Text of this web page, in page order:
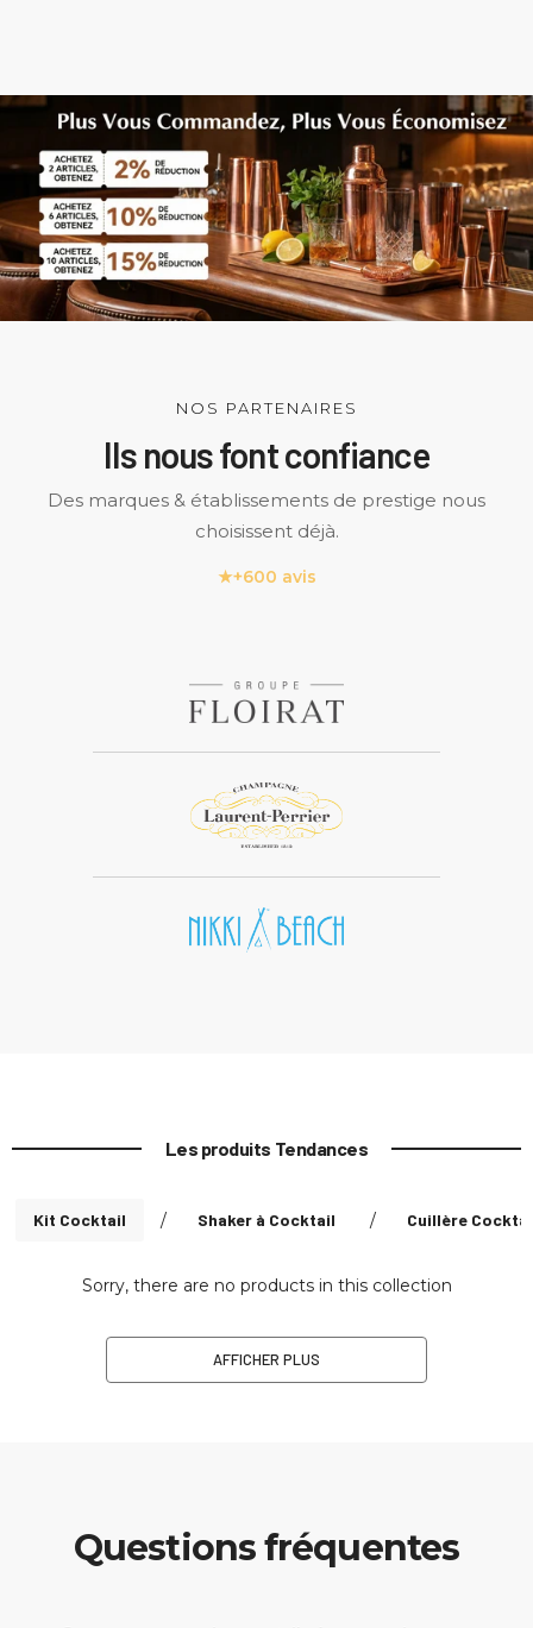
NOS PARTENAIRES
Ils nous font confiance
Des marques & établissements de prestige nous
choisissent déjà.
★+600 avis
Les produits Tendances
Kit Cocktail / Shaker à Cocktail / Cuillère
Sorry, there are no products in this collection
AFFICHER PLUS
Questions fréquentes